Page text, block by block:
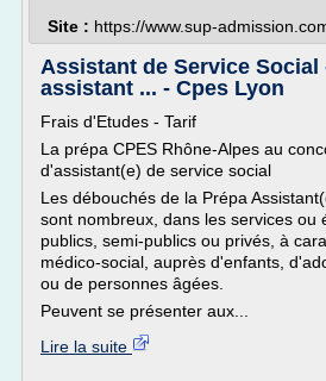
Site : https://www.sup-
Assistant de Service Social
assistant ... - Cpes Lyon
Frais d'Etudes - Tarif
La prépa CPES Rhône-Alpes au
d'assistant(e) de service social
Les débouchés de la Prépa
sont nombreux, dans les services ou
publics, semi-publics ou privés, à
médico-social, auprès d'enfants,
ou de personnes âgées.
Peuvent se présenter aux...
Lire la suite